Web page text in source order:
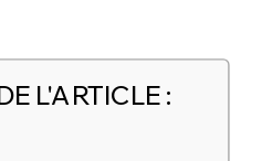
L'ARTICLE :